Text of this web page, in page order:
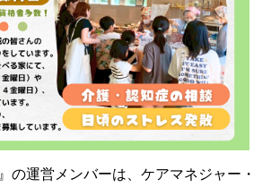
』の運営メンバーは、ケアマネジャー・